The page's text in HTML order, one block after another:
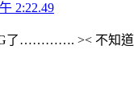
2:22.49
了…………. >< 不知道